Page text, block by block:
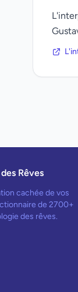
Rêves
cachée de vos
de 2700+
des rêves.